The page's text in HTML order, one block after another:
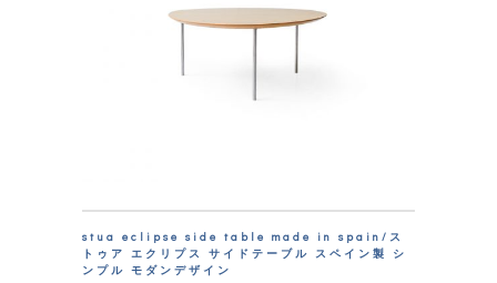
stua eclipse side table made in spain/ス
トゥア エクリプス サイドテーブル スペイン製 シ
ンプル モダンデザイン